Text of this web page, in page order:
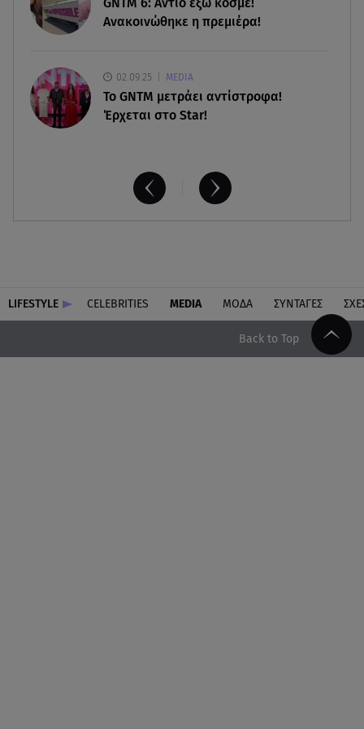
Ανακοινώθηκε η πρεμιέρα!
02.09.25 MEDIA
Το GNTM μετράει αντίστροφα!
Έρχεται στο Star!
LIFESTYLE CELEBRITIES MEDIA ΜΟΔΑ ΣΥΝΤΑΓΕΣ
Back to Top